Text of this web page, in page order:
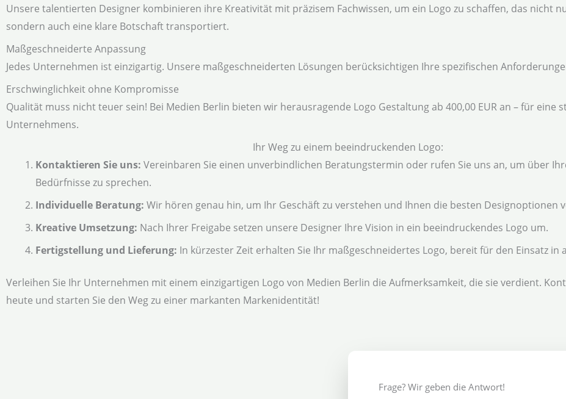
Unsere talentierten Designer kombinieren ihre Kreativität mit präzisem Fachwissen, um ein Logo zu schaffen, das nicht
sondern auch eine klare Botschaft transportiert.
Maßgeschneiderte Anpassung
Jedes Unternehmen ist einzigartig. Unsere maßgeschneiderten Lösungen berücksichtigen Ihre spezifischen
Erschwinglichkeit ohne Kompromisse
Qualität muss nicht teuer sein! Bei Medien Berlin bieten wir herausragende Logo Gestaltung ab 400,00 EUR an – für eine
Unternehmens.
Ihr Weg zu einem beeindruckenden Logo:
Kontaktieren Sie uns: Vereinbaren Sie einen unverbindlichen Beratungstermin oder rufen Sie uns an, um über
Bedürfnisse zu sprechen.
Individuelle Beratung: Wir hören genau hin, um Ihr Geschäft zu verstehen und Ihnen die besten Designoptionen
Kreative Umsetzung: Nach Ihrer Freigabe setzen unsere Designer Ihre Vision in ein beeindruckendes Logo um.
Fertigstellung und Lieferung: In kürzester Zeit erhalten Sie Ihr maßgeschneidertes Logo, bereit für den Einsatz in
Verleihen Sie Ihr Unternehmen mit einem einzigartigen Logo von Medien Berlin die Aufmerksamkeit, die sie verdient.
heute und starten Sie den Weg zu einer markanten Markenidentität!
Frage? Wir geben die Antwort!